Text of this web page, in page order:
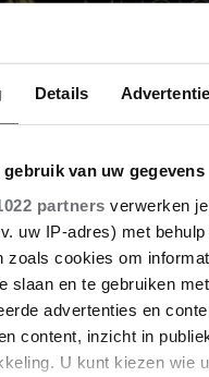
Details
van uw gegevens
partners verwerken
uw IP-adres) met behulp
zoals cookies om
slaan en te gebruiken
advertenties en
content, inzicht in
U kunt kiezen wie
2025
SNEL… DE
HET
GALA 2025’